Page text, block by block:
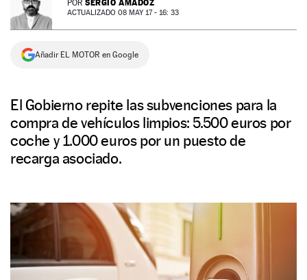
NEWSLETTER
SÍGUENOS
POR SERGIO AMADOZ
ACTUALIZADO 08 MAY 17 - 16: 33
Añadir EL MOTOR en Google
El Gobierno repite las subvenciones para la
compra de vehículos limpios: 5.500 euros por
coche y 1.000 euros por un puesto de
recarga asociado.